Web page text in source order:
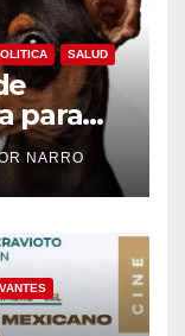
SALUD
para
José
NARRO